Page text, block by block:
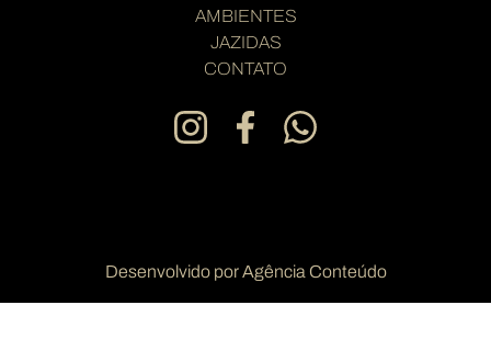
AMBIENTES
JAZIDAS
CONTATO
Desenvolvido por Agência Conteúdo